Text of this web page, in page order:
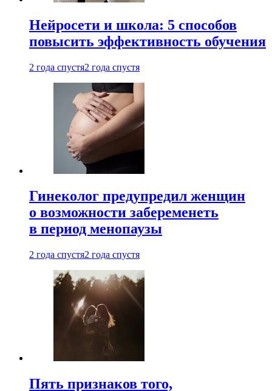
Нейросети и школа: 5 способов
повысить эффективность обучения
2 года спустя2 года спустя
Гинеколог предупредил женщин
о возможности забеременеть
в период менопаузы
2 года спустя2 года спустя
Пять признаков того,